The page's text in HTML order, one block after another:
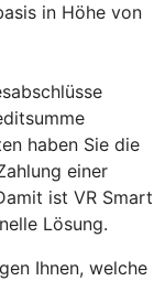
in Höhe von
haben Sie die
einer
ist VR Smart
Lösung.
Ihnen, welche